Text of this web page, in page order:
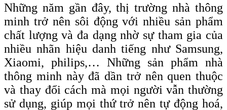
Những năm gần đây, thị trường nhà thông
minh trở nên sôi động với nhiều sản phẩm
chất lượng và đa dạng nhờ sự tham gia của
nhiều nhãn hiệu danh tiếng như Samsung,
Xiaomi, philips,… Những sản phẩm nhà
thông minh này đã dần trở nên quen thuộc
và thay đổi cách mà mọi người vẫn thường
sử dụng, giúp mọi thứ trở nên tự động hoá,